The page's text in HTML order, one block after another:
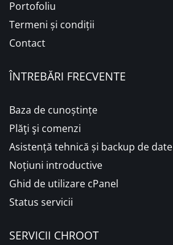
Portofoliu
Termeni și condiții
Contact
ÎNTREBĂRI FRECVENTE
Baza de cunoștințe
Plăţi şi comenzi
Asistență tehnică și backup de date
Noțiuni introductive
Ghid de utilizare cPanel
Status servicii
SERVICII CHROOT